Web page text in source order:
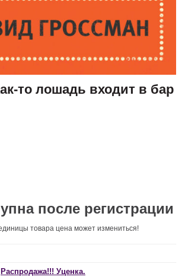
то лошадь входит в бар
после регистрации
товара цена может измениться!
Распродажа!!! Уценка.